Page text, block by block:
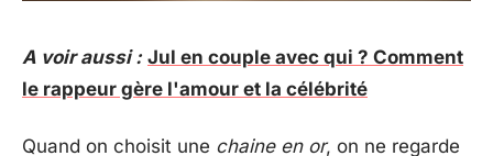
A voir aussi : Jul en couple avec qui ? Comment
le rappeur gère l'amour et la célébrité
Quand on choisit une chaine en or, on ne regarde